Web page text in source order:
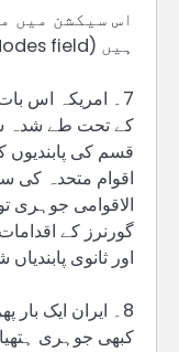
اس سیکشن میں
ہیں (Related Nodes field)
7۔ امریکہ اس
کے تحت طے شدہ
قسم کی پابندیوں
اقوام متحدہ کی
گورنرز کے
اور ثانوی
8۔ ایران ایک
کبھی جوہری